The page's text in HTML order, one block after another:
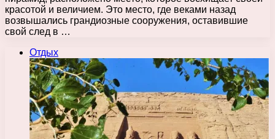
красотой и величием. Это место, где веками назад
возвышались грандиозные сооружения, оставившие
свой след в …
Отдых